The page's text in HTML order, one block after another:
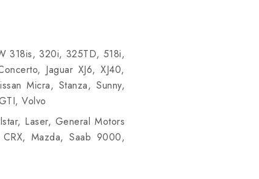
318is, 320i, 325TD, 518i,
Jaguar XJ6, XJ40,
Micra, Stanza, Sunny,
Volvo
Laser, General Motors
Mazda, Saab 9000,